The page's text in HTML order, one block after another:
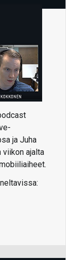
ja Juha
viikon ajalta